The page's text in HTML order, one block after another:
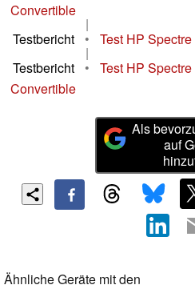
Convertible
|
Testbericht
• Test HP
|
Testbericht
•
Test HP
Convertible
Als
auf
Ähnliche Geräte mit den